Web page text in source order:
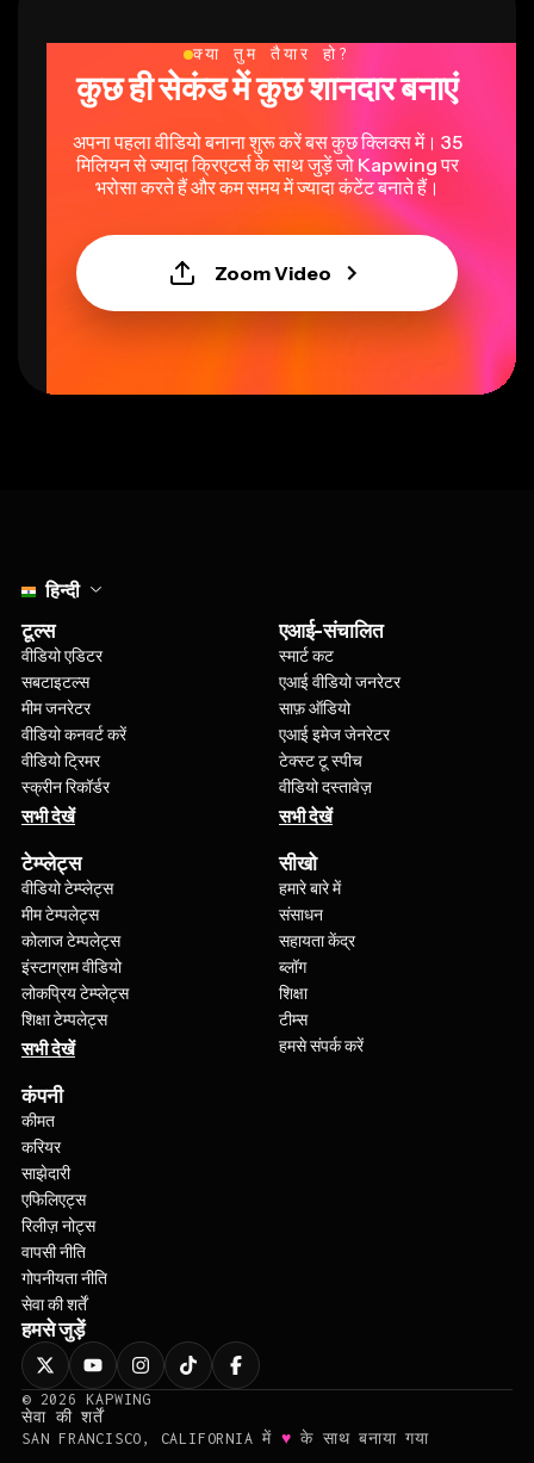
क्या तुम तैयार हो?
कुछ ही सेकंड में कुछ शानदार बनाएं
अपना पहला वीडियो बनाना शुरू करें बस कुछ क्लिक्स में। 35
मिलियन से ज्यादा क्रिएटर्स के साथ जुड़ें जो Kapwing पर
भरोसा करते हैं और कम समय में ज्यादा कंटेंट बनाते हैं।
Zoom Video
हिन्दी
टूल्स
वीडियो एडिटर
सबटाइटल्स
मीम जनरेटर
वीडियो कनवर्ट करें
वीडियो ट्रिमर
स्क्रीन रिकॉर्डर
सभी देखें
एआई-संचालित
स्मार्ट कट
एआई वीडियो जनरेटर
साफ़ ऑडियो
एआई इमेज जेनरेटर
टेक्स्ट टू स्पीच
वीडियो दस्तावेज़
सभी देखें
टेम्प्लेट्स
वीडियो टेम्प्लेट्स
मीम टेम्पलेट्स
कोलाज टेम्पलेट्स
इंस्टाग्राम वीडियो
लोकप्रिय टेम्प्लेट्स
शिक्षा टेम्पलेट्स
सभी देखें
सीखो
हमारे बारे में
संसाधन
सहायता केंद्र
ब्लॉग
शिक्षा
टीम्स
हमसे संपर्क करें
कंपनी
कीमत
करियर
साझेदारी
एफिलिएट्स
रिलीज़ नोट्स
वापसी नीति
गोपनीयता नीति
सेवा की शर्तें
हमसे जुड़ें
© 2026
KAPWING
सेवा की शर्तें
SAN FRANCISCO, CALIFORNIA में ♥ के साथ बनाया गया